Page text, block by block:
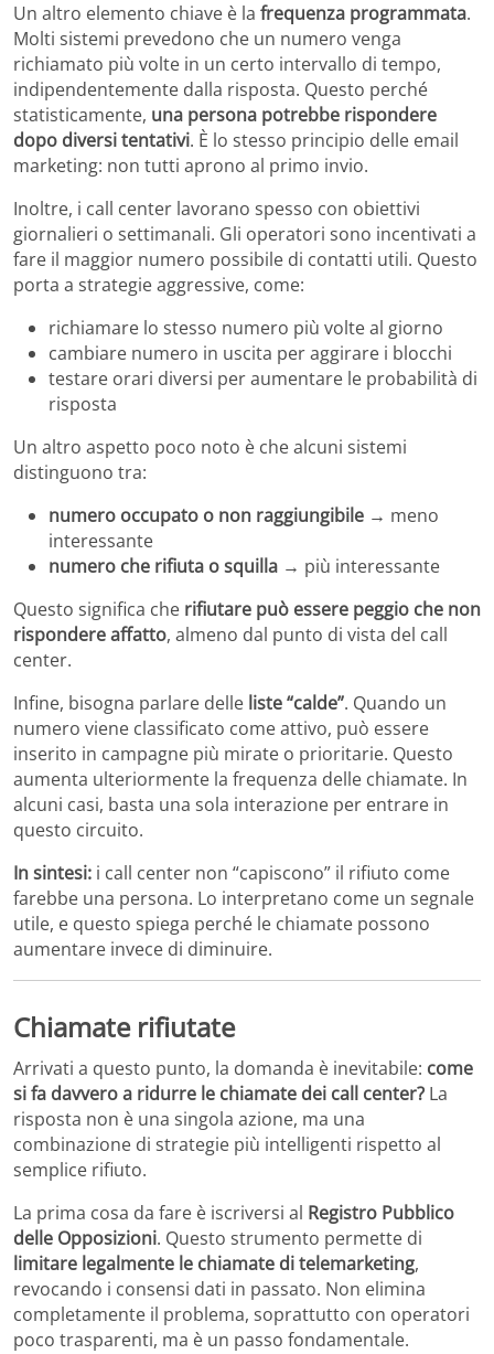
Un altro elemento chiave è la frequenza programmata.
Molti sistemi prevedono che un numero venga
richiamato più volte in un certo intervallo di tempo,
indipendentemente dalla risposta. Questo perché
statisticamente, una persona potrebbe rispondere
dopo diversi tentativi. È lo stesso principio delle email
marketing: non tutti aprono al primo invio.
Inoltre, i call center lavorano spesso con obiettivi
giornalieri o settimanali. Gli operatori sono incentivati a
fare il maggior numero possibile di contatti utili. Questo
porta a strategie aggressive, come:
richiamare lo stesso numero più volte al giorno
cambiare numero in uscita per aggirare i blocchi
testare orari diversi per aumentare le probabilità di
risposta
Un altro aspetto poco noto è che alcuni sistemi
distinguono tra:
numero occupato o non raggiungibile → meno
interessante
numero che rifiuta o squilla → più interessante
Questo significa che rifiutare può essere peggio che non
rispondere affatto, almeno dal punto di vista del call
center.
Infine, bisogna parlare delle liste “calde”. Quando un
numero viene classificato come attivo, può essere
inserito in campagne più mirate o prioritarie. Questo
aumenta ulteriormente la frequenza delle chiamate. In
alcuni casi, basta una sola interazione per entrare in
questo circuito.
In sintesi: i call center non “capiscono” il rifiuto come
farebbe una persona. Lo interpretano come un segnale
utile, e questo spiega perché le chiamate possono
aumentare invece di diminuire.
Chiamate rifiutate
Arrivati a questo punto, la domanda è inevitabile: come
si fa davvero a ridurre le chiamate dei call center? La
risposta non è una singola azione, ma una
combinazione di strategie più intelligenti rispetto al
semplice rifiuto.
La prima cosa da fare è iscriversi al Registro Pubblico
delle Opposizioni. Questo strumento permette di
limitare legalmente le chiamate di telemarketing,
revocando i consensi dati in passato. Non elimina
completamente il problema, soprattutto con operatori
poco trasparenti, ma è un passo fondamentale.